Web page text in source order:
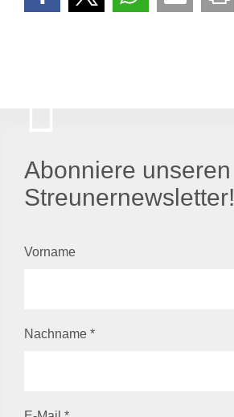
Abonniere unseren
Streunernewsletter!
Vorname
Nachname *